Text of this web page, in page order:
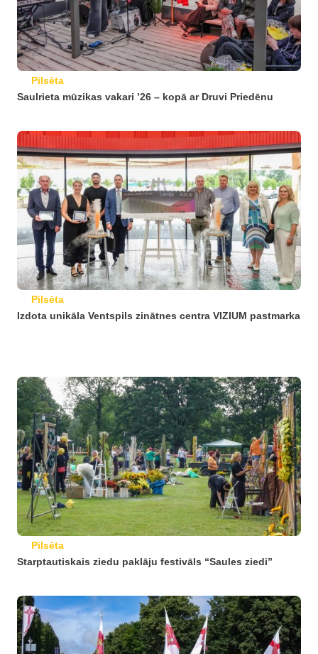
Pilsēta
Saulrieta mūzikas vakari ’26 – kopā ar Druvi Priedēnu
Pilsēta
Izdota unikāla Ventspils zinātnes centra VIZIUM pastmarka
Pilsēta
Starptautiskais ziedu paklāju festivāls “Saules ziedi”